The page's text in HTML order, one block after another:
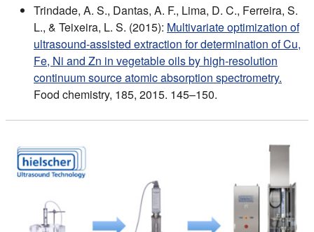
Trindade, A. S., Dantas, A. F., Lima, D. C., Ferreira, S.
L., & Teixeira, L. S. (2015): Multivariate optimization of
ultrasound-assisted extraction for determination of Cu,
Fe, Ni and Zn in vegetable oils by high-resolution
continuum source atomic absorption spectrometry.
Food chemistry, 185, 2015. 145–150.